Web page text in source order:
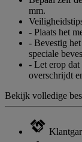
mm.
- Plaats het
- Bevestig
speciale
- Let erop dat
overschrijdt
Bekijk volledige